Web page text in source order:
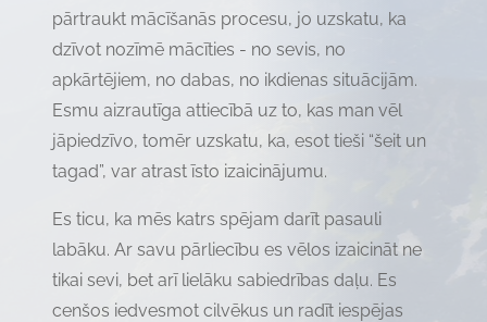
pārtraukt mācīšanās procesu, jo uzskatu, ka
dzīvot nozīmē mācīties - no sevis, no
apkārtējiem, no dabas, no ikdienas situācijām.
Esmu aizrautīga attiecībā uz to, kas man vēl
jāpiedzīvo, tomēr uzskatu, ka, esot tieši “šeit un
tagad”, var atrast īsto izaicinājumu.
Es ticu, ka mēs katrs spējam darīt pasauli
labāku. Ar savu pārliecību es vēlos izaicināt ne
tikai sevi, bet arī lielāku sabiedrības daļu. Es
cenšos iedvesmot cilvēkus un radīt iespējas